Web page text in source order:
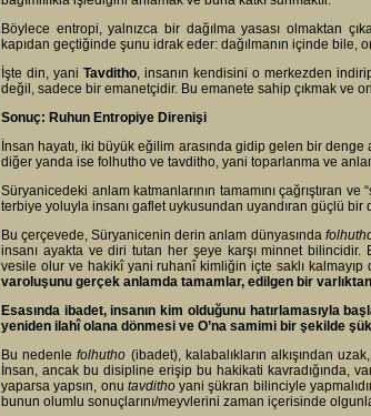
Böylece entropi, yalnızca bir dağılma yasası olmaktan
kapıdan geçtiğinde şunu idrak eder: dağılmanın içinde bile,
İşte din, yani Tavditho, insanın kendisini o merkezden
değil, sadece bir emanetçidir. Bu emanete sahip çıkmak ve
Sonuç: Ruhun Entropiye Direnişi
İnsan hayatı, iki büyük eğilim arasında gidip gelen bir denge
diğer yanda ise folhutho ve tavditho, yani toparlanma ve
Süryanicedeki anlam katmanlarının tamamını çağrıştıran ve
terbiye yoluyla insanı gaflet uykusundan uyandıran güçlü bir
Bu çerçevede, Süryanicenin derin anlam dünyasında
insanı ayakta ve diri tutan her şeye karşı minnet
vesile olur ve hakikî yani ruhanî kimliğin içte saklı
varoluşunu gerçek anlamda tamamlar, edilgen bir
Esasında ibadet, insanın kim olduğunu hatırlamasıyla
yeniden ilahî olana dönmesi ve O’na samimi bir şekilde
Bu nedenlefolhutho (ibadet), kalabalıkların alkışından
İnsan, ancak bu disipline erişip bu hakikati kavradığında,
yaparsa yapsın, onu tavdithoyani şükran bilinciyle
bunun olumlu sonuçlarını/meyvlerini zaman içerisinde